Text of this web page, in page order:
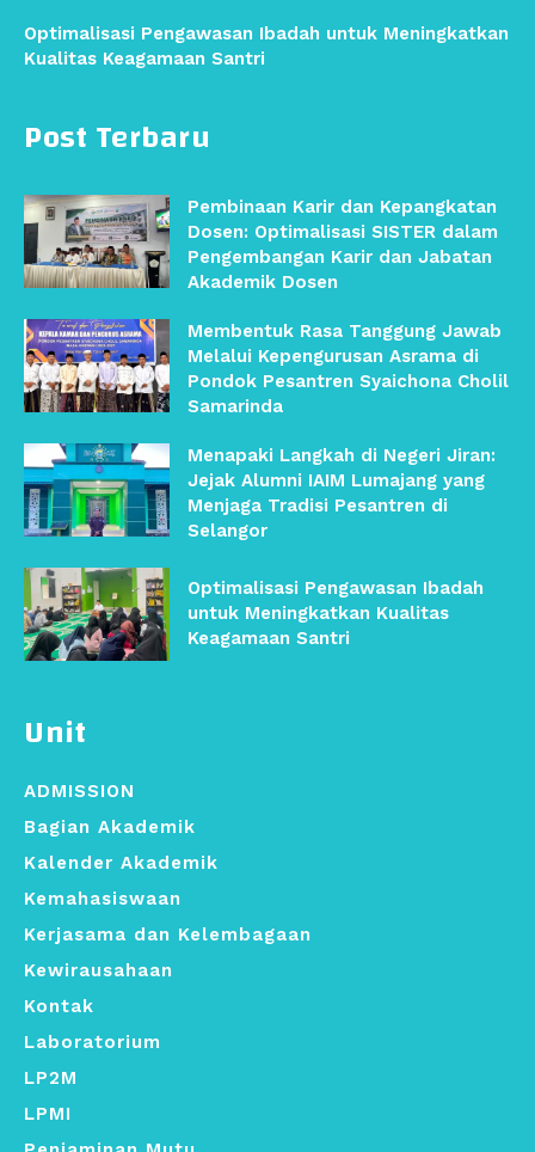
Unit
ADMISSION
Bagian Akademik
Kalender Akademik
Kemahasiswaan
Kerjasama dan Kelembagaan
Kewirausahaan
Kontak
Laboratorium
LP2M
LPMI
Post Terbaru
Pembinaan Karir dan Kepangkatan
Dosen: Optimalisasi SISTER dalam
Pengembangan Karir dan Jabatan
Akademik Dosen
Membentuk Rasa Tanggung Jawab
Melalui Kepengurusan Asrama di
Pondok Pesantren Syaichona Cholil
Samarinda
Menapaki Langkah di Negeri Jiran:
Jejak Alumni IAIM Lumajang yang
Menjaga Tradisi Pesantren di
Selangor
Optimalisasi Pengawasan Ibadah
untuk Meningkatkan Kualitas
Keagamaan Santri
Optimalisasi Pengawasan Ibadah untuk Meningkatkan
Kualitas Keagamaan Santri